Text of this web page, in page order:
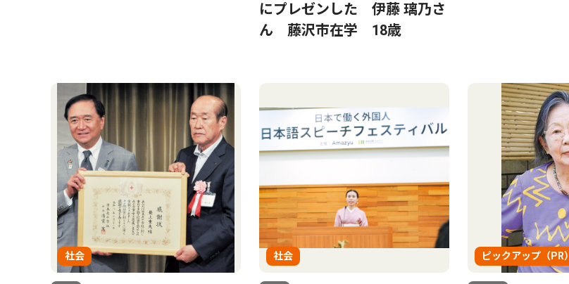
にプレゼンした 伊藤 璃乃さ
ん 藤沢市在学 18歳
社会 社会 ピックアップ（PR）